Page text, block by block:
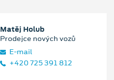
Matěj Holub
Prodejce nových vozů
E‑mail
+420 725 391 812